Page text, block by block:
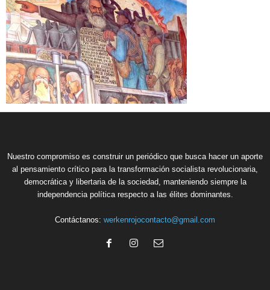
Nuestro compromiso es construir un periódico que busca hacer un aporte
al pensamiento crítico para la transformación socialista revolucionaria,
democrática y libertaria de la sociedad, manteniendo siempre la
independencia política respecto a las élites dominantes.
Contáctanos: werkenrojocontacto@gmail.com